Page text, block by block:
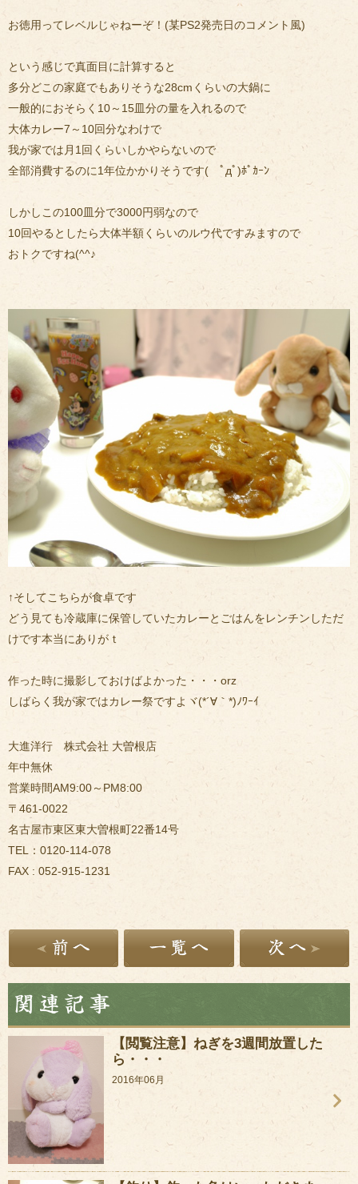
お徳用ってレベルじゃねーぞ！(某PS2発売日のコメント風)
という感じで真面目に計算すると
多分どこの家庭でもありそうな28cmくらいの大鍋に
一般的におそらく10～15皿分の量を入れるので
大体カレー7～10回分なわけで
我が家では月1回くらいしかやらないので
全部消費するのに1年位かかりそうです( ﾟдﾟ)ﾎﾟｶｰﾝ
しかしこの100皿分で3000円弱なので
10回やるとしたら大体半額くらいのルウ代ですみますので
おトクですね(^^♪
↑そしてこちらが食卓です
どう見ても冷蔵庫に保管していたカレーとごはんをレンチンしただ
けです本当にありがｔ
作った時に撮影しておけばよかった・・・orz
しばらく我が家ではカレー祭ですよヾ(*´∀｀*)ﾉﾜｰｲ
大進洋行 株式会社 大曽根店
年中無休
営業時間AM9:00～PM8:00
〒461-0022
名古屋市東区東大曽根町22番14号
TEL：0120-114-078
FAX : 052-915-1231
【閲覧注意】ねぎを3週間放置した
ら・・・
2016年06月